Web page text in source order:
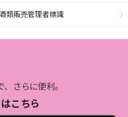
類販売管理者標識
さらに便利。
こちら